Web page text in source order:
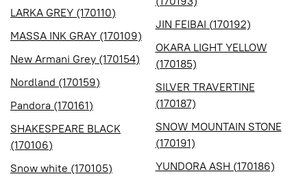
LARKA GREY (170110)
MASSA INK GRAY (170109)
New Armani Grey (170154)
Nordland (170159)
Pandora (170161)
SHAKESPEARE BLACK
(170106)
Snow white (170105)
JIN FEIBAI (170192)
OKARA LIGHT YELLOW
(170185)
SILVER TRAVERTINE
(170187)
SNOW MOUNTAIN STONE
(170191)
YUNDORA ASH (170186)